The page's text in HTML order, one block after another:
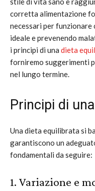
corretta alimentazione
necessari per
ideale e prevenendo
i principi di una dieta
forniremo suggerimenti
nel lungo termine.
Principi di
Una dieta equilibrata si
garantiscono un
fondamentali da seguire:
1. Variazione e